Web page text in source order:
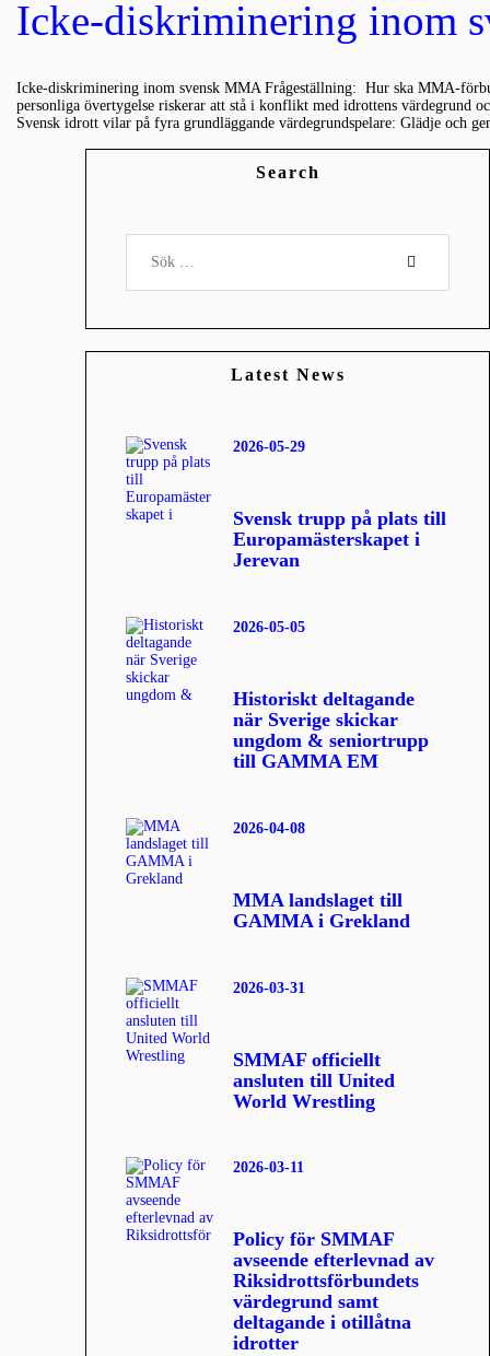
Icke-diskriminering inom
Icke-diskriminering inom svensk MMA Frågeställning: Hur ska MMA-
personliga övertygelse riskerar att stå i konflikt med idrottens värdegrund
Svensk idrott vilar på fyra grundläggande värdegrundspelare: Glädje och
Search
Latest News
Svensk trupp på plats till
Europamästerskapet i
Jerevan
2026-05-29
Historiskt deltagande
när Sverige skickar
ungdom & seniortrupp
till GAMMA EM
2026-05-05
MMA landslaget till
GAMMA i Grekland
2026-04-08
SMMAF officiellt
ansluten till United
World Wrestling
2026-03-31
Policy för SMMAF
avseende efterlevnad av
Riksidrottsförbundets
värdegrund samt
deltagande i otillåtna
idrotter
2026-03-11